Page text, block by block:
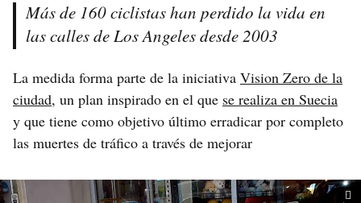
Más de 160 ciclistas han perdido la vida en
las calles de Los Angeles desde 2003
La medida forma parte de la iniciativa Vision Zero de la
ciudad, un plan inspirado en el que se realiza en Suecia
y que tiene como objetivo último erradicar por completo
las muertes de tráfico a través de mejorar